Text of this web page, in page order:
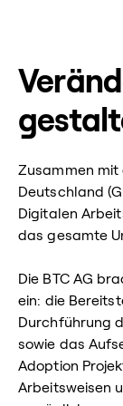
Zusammen mit
Deutschland
Digitalen
das gesamte
Die BTC AG
ein: die
Durchführung
sowie das
Adoption
Arbeitsweisen